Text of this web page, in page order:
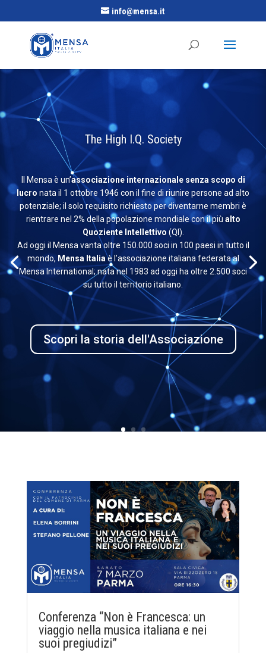
info@mensa.it
The High I.Q. Society
Il Mensa è un’associazione internazionale senza scopo di
lucro nata il 1 ottobre 1946 con il fine di riunire persone ad alto
potenziale; il solo requisito richiesto per diventarne membri è
rientrare nel 2% della popolazione mondiale con il più alto
Quoziente Intellettivo (QI).
Ad oggi il Mensa vanta oltre 150.000 soci in 100 paesi in tutto il
mondo, Mensa Italiaè l’associazione italiana federata al
Mensa International; nata nel 1983 ad oggi ha oltre 2.500 soci
su tutto il territorio italiano.
Scopri la storia dell'Associazione
Conferenza “Non è Francesca: un
viaggio nella musica italiana e nei
suoi pregiudizi”